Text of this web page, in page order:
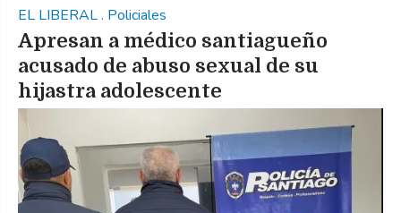
EL LIBERAL. Policiales
Apresan a médico santiagueño
acusado de abuso sexual de su
hijastra adolescente